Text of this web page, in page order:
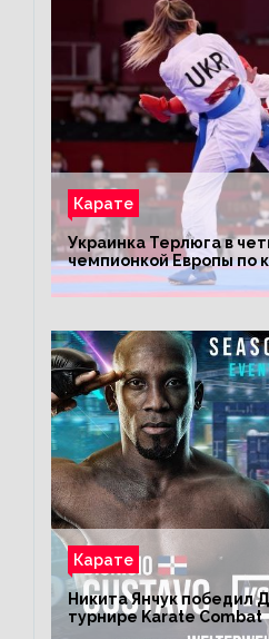
Карате
Украинка Терлюга в
чемпионкой Европы по
Карате
Никита Янчук победил
турнире Karate Combat